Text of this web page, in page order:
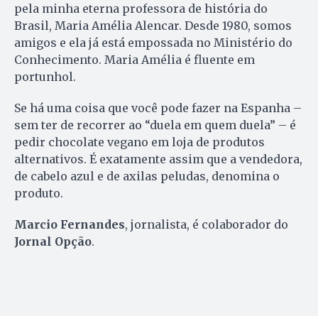
pela minha eterna professora de história do
Brasil, Maria Amélia Alencar. Desde 1980, somos
amigos e ela já está empossada no Ministério do
Conhecimento. Maria Amélia é fluente em
portunhol.
Se há uma coisa que você pode fazer na Espanha –
sem ter de recorrer ao “duela em quem duela” – é
pedir chocolate vegano em loja de produtos
alternativos. É exatamente assim que a vendedora,
de cabelo azul e de axilas peludas, denomina o
produto.
Marcio Fernandes, jornalista, é colaborador do
Jornal Opção.